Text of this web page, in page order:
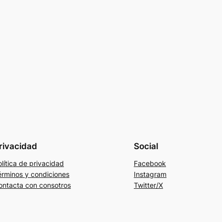
de privacidad
y condiciones
con consotros
Social
Facebook
Instagram
Twitter/X